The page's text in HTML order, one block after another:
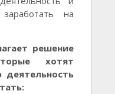
на
решение
хотят
деятельность